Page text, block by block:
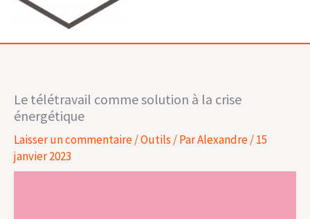
Le télétravail comme solution à la crise
énergétique
Laisser un commentaire/Outils / ParAlexandre/15
janvier 2023